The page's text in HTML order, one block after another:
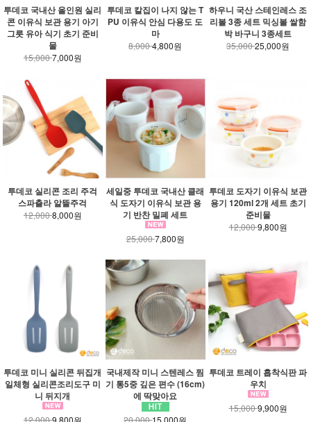
투데코 국내산 올인원 실리
콘 이유식 보관 용기 아기
그릇 유아 식기 초기 준비
물
15,0007,000원
투데코 칼집이 나지 않는 T
PU 이유식 안심 다용도 도
마
8,0004,800원
하우니 국산 스테인레스 조
리볼 3종 세트 믹싱볼 쌀함
박 바구니 3종세트
35,00025,000원
투데코 실리콘 조리 주걱
스파츌라 알뜰주걱
12,0008,000원
세일중 투데코 국내산 클래
식 도자기 이유식 보관 용
기 반찬 밀폐 세트
25,0007,800원
투데코 도자기 이유식 보관
용기 120ml 2개 세트 초기
준비물
12,0009,800원
투데코 미니 실리콘 뒤집개
일체형 실리콘조리도구 미
니 뒤지개
12,0009,800원
국내제작 미니 스텐레스 찜
기 통5중 깊은 편수 (16cm)
에 딱맞아요
20,00015,000원
투데코 트레이 흡착식판 파
우치
15,0009,900원